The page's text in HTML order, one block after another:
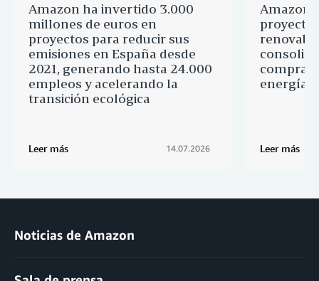
Amazon ha invertido 3.000
millones de euros en
proyectos para reducir sus
emisiones en España desde
2021, generando hasta 24.000
empleos y acelerando la
transición ecológica
Leer más 14.07.2026
Amazon
energía
Leer más
Noticias de Amazon